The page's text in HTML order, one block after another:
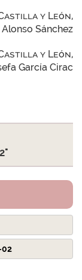
y León,
Sánchez
y León,
García Cirac